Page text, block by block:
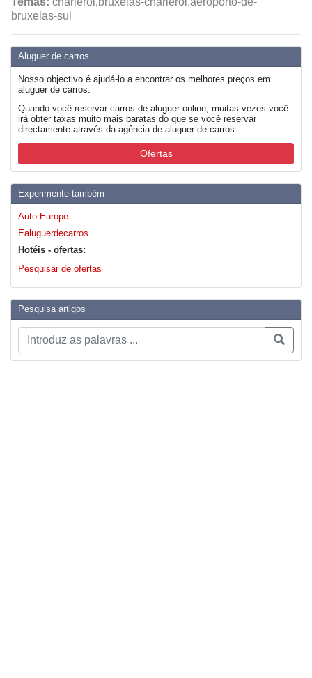
Aluguer de carros
Nosso objectivo é ajudá-lo a encontrar os melhores preços em
aluguer de carros.
Quando você reservar carros de aluguer online, muitas vezes você
irá obter taxas muito mais baratas do que se você reservar
directamente através da agência de aluguer de carros.
Ofertas
Experimente também
Auto Europe
Ealuguerdecarros
Hotéis - ofertas:
Pesquisar de ofertas
Pesquisa artigos
bruxelas-sul